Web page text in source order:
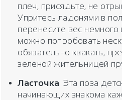
плеч, присядьте, не
Упритесь ладонями в
перенесите вес
можно попробовать
обязательно квакать,
зеленой жительницей
Ласточка . Эта поза
начинающих знакома